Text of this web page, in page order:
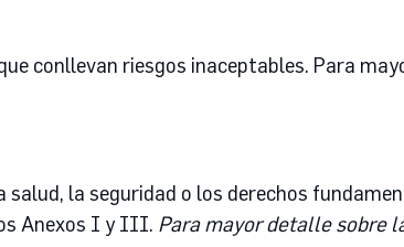
conllevan riesgos inaceptables. Para
la seguridad o los derechos
Anexos I y III. Para mayor detalle sobre